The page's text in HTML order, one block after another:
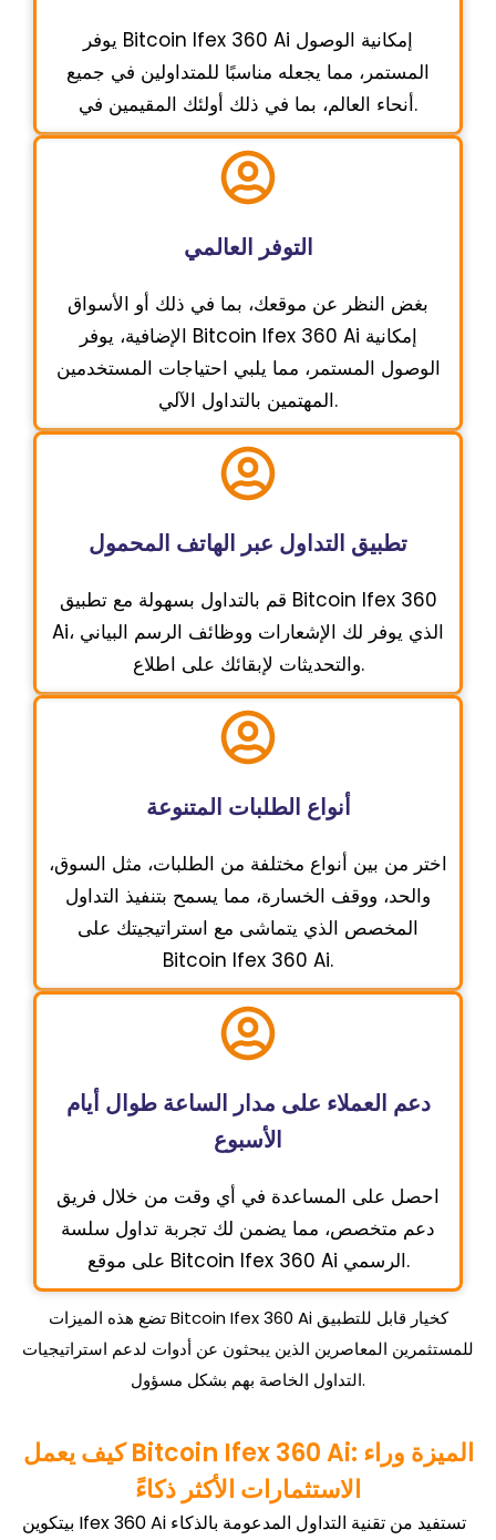
يوفر Bitcoin Ifex 360 Ai إمكانية الوصول
المستمر، مما يجعله مناسبًا للمتداولين في جميع
أنحاء العالم، بما في ذلك أولئك المقيمين في.
التوفر العالمي
بغض النظر عن موقعك، بما في ذلك أو الأسواق
الإضافية، يوفر Bitcoin Ifex 360 Ai إمكانية
الوصول المستمر، مما يلبي احتياجات المستخدمين
المهتمين بالتداول الآلي.
تطبيق التداول عبر الهاتف المحمول
قم بالتداول بسهولة مع تطبيق Bitcoin Ifex 360
Ai، الذي يوفر لك الإشعارات ووظائف الرسم البياني
والتحديثات لإبقائك على اطلاع.
أنواع الطلبات المتنوعة
اختر من بين أنواع مختلفة من الطلبات، مثل السوق،
والحد، ووقف الخسارة، مما يسمح بتنفيذ التداول
المخصص الذي يتماشى مع استراتيجيتك على
Bitcoin Ifex 360 Ai.
دعم العملاء على مدار الساعة طوال أيام
الأسبوع
احصل على المساعدة في أي وقت من خلال فريق
دعم متخصص، مما يضمن لك تجربة تداول سلسة
على موقع Bitcoin Ifex 360 Ai الرسمي.
تضع هذه الميزات Bitcoin Ifex 360 Ai كخيار قابل للتطبيق
للمستثمرين المعاصرين الذين يبحثون عن أدوات لدعم استراتيجيات
التداول الخاصة بهم بشكل مسؤول.
كيف يعمل Bitcoin Ifex 360 Ai: الميزة وراء
الاستثمارات الأكثر ذكاءً
بيتكوين Ifex 360 Ai تستفيد من تقنية التداول المدعومة بالذكاء